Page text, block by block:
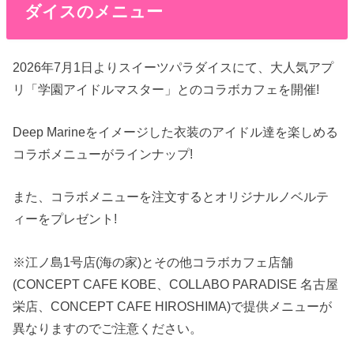
ダイスのメニュー
2026年7月1日よりスイーツパラダイスにて、大人気アプ
リ「学園アイドルマスター」とのコラボカフェを開催!
Deep Marineをイメージした衣装のアイドル達を楽しめる
コラボメニューがラインナップ!
また、コラボメニューを注文するとオリジナルノベルテ
ィーをプレゼント!
※江ノ島1号店(海の家)とその他コラボカフェ店舗
(CONCEPT CAFE KOBE、COLLABO PARADISE 名古屋
栄店、CONCEPT CAFE HIROSHIMA)で提供メニューが
異なりますのでご注意ください。